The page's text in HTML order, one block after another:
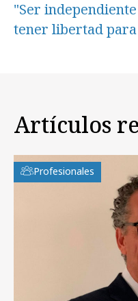
"Ser
tener libertad
Artículos
Profesionales